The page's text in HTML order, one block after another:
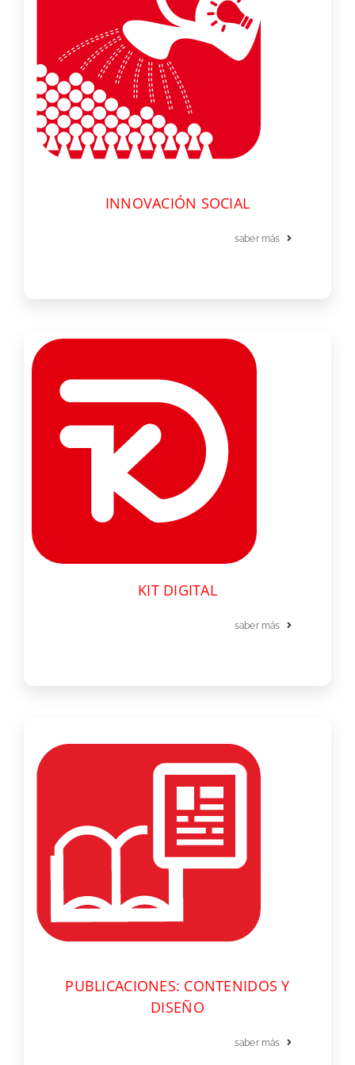
INNOVACIÓN SOCIAL
saber más
KIT DIGITAL
saber más
PUBLICACIONES: CONTENIDOS Y
DISEÑO
saber más